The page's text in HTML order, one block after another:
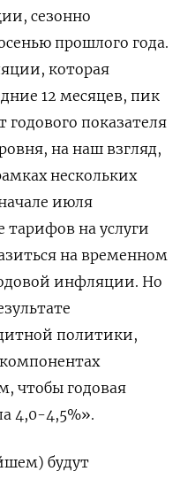
сезонно
прошлого года.
которая
12 месяцев, пик
показателя
на наш взгляд,
нескольких
июля
тарифов на услуги
на временном
инфляции. Но
политики,
чтобы годовая
4,0-4,5%».
будут